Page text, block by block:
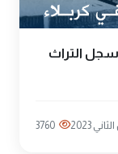
سجل التراث
3760